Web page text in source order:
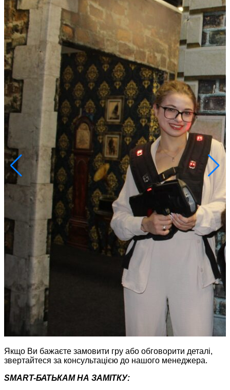
Якщо Ви бажаєте замовити гру або обговорити деталі,
звертайтеся за консультацією до нашого менеджера.
SMART-БАТЬКАМ НА ЗАМІТКУ: